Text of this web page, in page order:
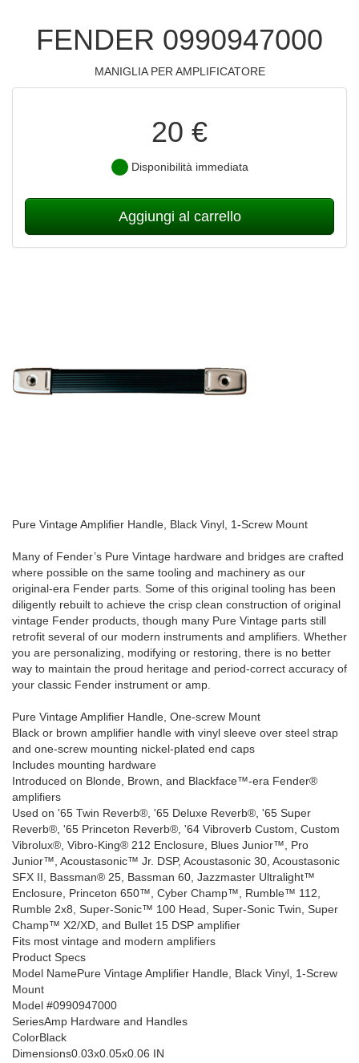
FENDER 0990947000
MANIGLIA PER AMPLIFICATORE
20 €
Disponibilità immediata
Aggiungi al carrello
Pure Vintage Amplifier Handle, Black Vinyl, 1-Screw Mount
Many of Fender’s Pure Vintage hardware and bridges are crafted
where possible on the same tooling and machinery as our
original-era Fender parts. Some of this original tooling has been
diligently rebuilt to achieve the crisp clean construction of original
vintage Fender products, though many Pure Vintage parts still
retrofit several of our modern instruments and amplifiers. Whether
you are personalizing, modifying or restoring, there is no better
way to maintain the proud heritage and period-correct accuracy of
your classic Fender instrument or amp.
Pure Vintage Amplifier Handle, One-screw Mount
Black or brown amplifier handle with vinyl sleeve over steel strap
and one-screw mounting nickel-plated end caps
Includes mounting hardware
Introduced on Blonde, Brown, and Blackface™-era Fender®
amplifiers
Used on '65 Twin Reverb®, '65 Deluxe Reverb®, '65 Super
Reverb®, '65 Princeton Reverb®, '64 Vibroverb Custom, Custom
Vibrolux®, Vibro-King® 212 Enclosure, Blues Junior™, Pro
Junior™, Acoustasonic™ Jr. DSP, Acoustasonic 30, Acoustasonic
SFX II, Bassman® 25, Bassman 60, Jazzmaster Ultralight™
Enclosure, Princeton 650™, Cyber Champ™, Rumble™ 112,
Rumble 2x8, Super-Sonic™ 100 Head, Super-Sonic Twin, Super
Champ™ X2/XD, and Bullet 15 DSP amplifier
Fits most vintage and modern amplifiers
Product Specs
Model NamePure Vintage Amplifier Handle, Black Vinyl, 1-Screw
Mount
Model #0990947000
SeriesAmp Hardware and Handles
ColorBlack
Dimensions0.03x0.05x0.06 IN